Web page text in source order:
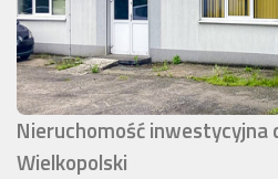
Nieruchomość inwestycyjna
Wielkopolski